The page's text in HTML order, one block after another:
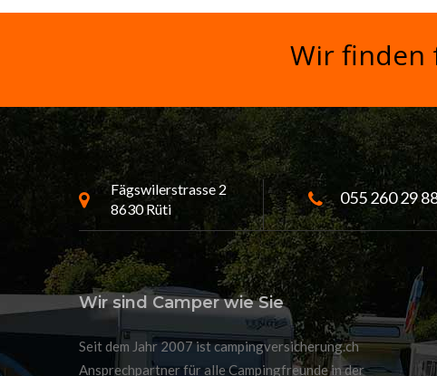
Wir finden
Fägswilerstrasse 2
8630 Rüti
055 260 29
Wir sind Camper wie Sie
Seit dem Jahr 2007 ist campingversicherung.ch
Ansprechpartner für alle Campingfreunde in der